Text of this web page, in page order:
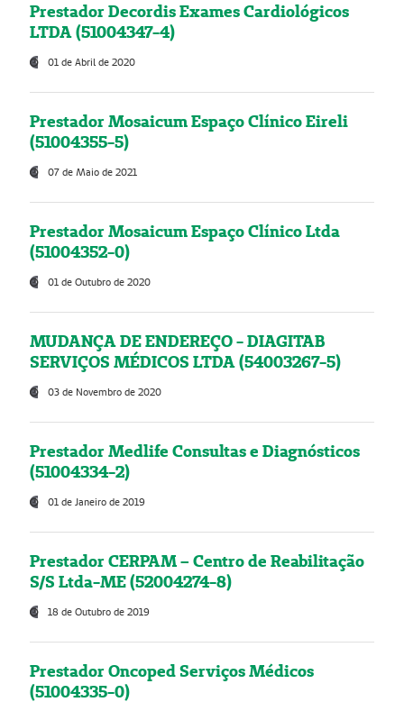
Prestador Decordis Exames Cardiológicos
LTDA (51004347-4)
01 de Abril de 2020
Prestador Mosaicum Espaço Clínico Eireli
(51004355-5)
07 de Maio de 2021
Prestador Mosaicum Espaço Clínico Ltda
(51004352-0)
01 de Outubro de 2020
MUDANÇA DE ENDEREÇO - DIAGITAB
SERVIÇOS MÉDICOS LTDA (54003267-5)
03 de Novembro de 2020
Prestador Medlife Consultas e Diagnósticos
(51004334-2)
01 de Janeiro de 2019
Prestador CERPAM – Centro de Reabilitação
S/S Ltda-ME (52004274-8)
18 de Outubro de 2019
Prestador Oncoped Serviços Médicos
(51004335-0)